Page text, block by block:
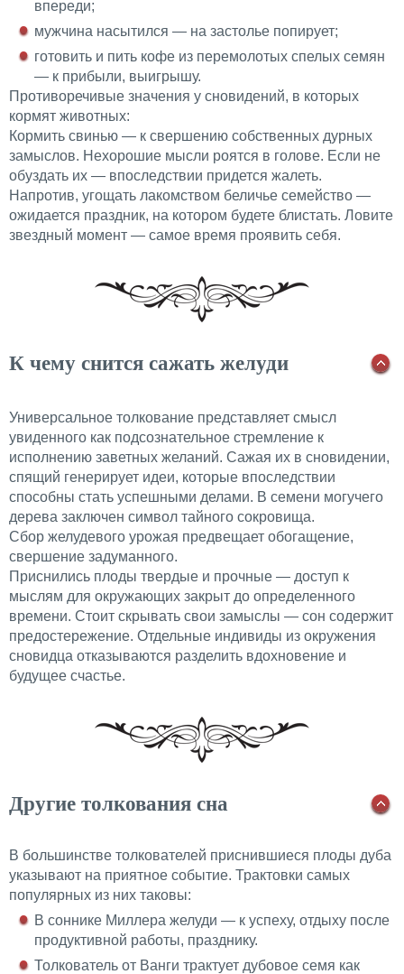
впереди;
мужчина насытился — на застолье попирует;
готовить и пить кофе из перемолотых спелых семян
— к прибыли, выигрышу.
Противоречивые значения у сновидений, в которых
кормят животных:
Кормить свинью — к свершению собственных дурных
замыслов. Нехорошие мысли роятся в голове. Если не
обуздать их — впоследствии придется жалеть.
Напротив, угощать лакомством беличье семейство —
ожидается праздник, на котором будете блистать. Ловите
звездный момент — самое время проявить себя.
К чему снится сажать желуди
Универсальное толкование представляет смысл
увиденного как подсознательное стремление к
исполнению заветных желаний. Сажая их в сновидении,
спящий генерирует идеи, которые впоследствии
способны стать успешными делами. В семени могучего
дерева заключен символ тайного сокровища.
Сбор желудевого урожая предвещает обогащение,
свершение задуманного.
Приснились плоды твердые и прочные — доступ к
мыслям для окружающих закрыт до определенного
времени. Стоит скрывать свои замыслы — сон содержит
предостережение. Отдельные индивиды из окружения
сновидца отказываются разделить вдохновение и
будущее счастье.
Другие толкования сна
В большинстве толкователей приснившиеся плоды дуба
указывают на приятное событие. Трактовки самых
популярных из них таковы:
В соннике Миллера желуди — к успеху, отдыху после
продуктивной работы, празднику.
Толкователь от Ванги трактует дубовое семя как